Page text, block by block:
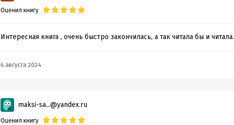
Оценил книгу
Интересная книга , очень быстро закончилась, а так читала бы и читала.
6 августа 2024
maksi-sa...@yandex.ru
Оценил книгу